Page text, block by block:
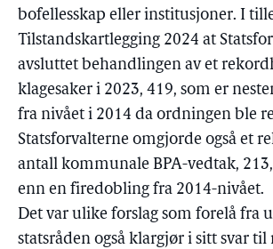
bofellesskap eller institusjoner. I
Tilstandskartlegging 2024 at
avsluttet behandlingen av et
klagesaker i 2023, 419, som er
fra nivået i 2014 da ordningen ble
Statsforvalterne omgjorde også et
antall kommunale BPA-vedtak,
enn en firedobling fra 2014-nivået.
Det var ulike forslag som forelå fra
statsråden også klargjør i sitt svar